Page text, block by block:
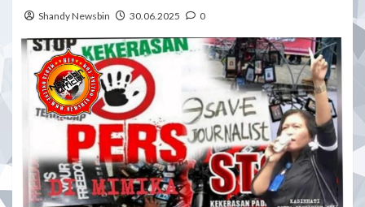
Shandy Newsbin 30.06.2025 0